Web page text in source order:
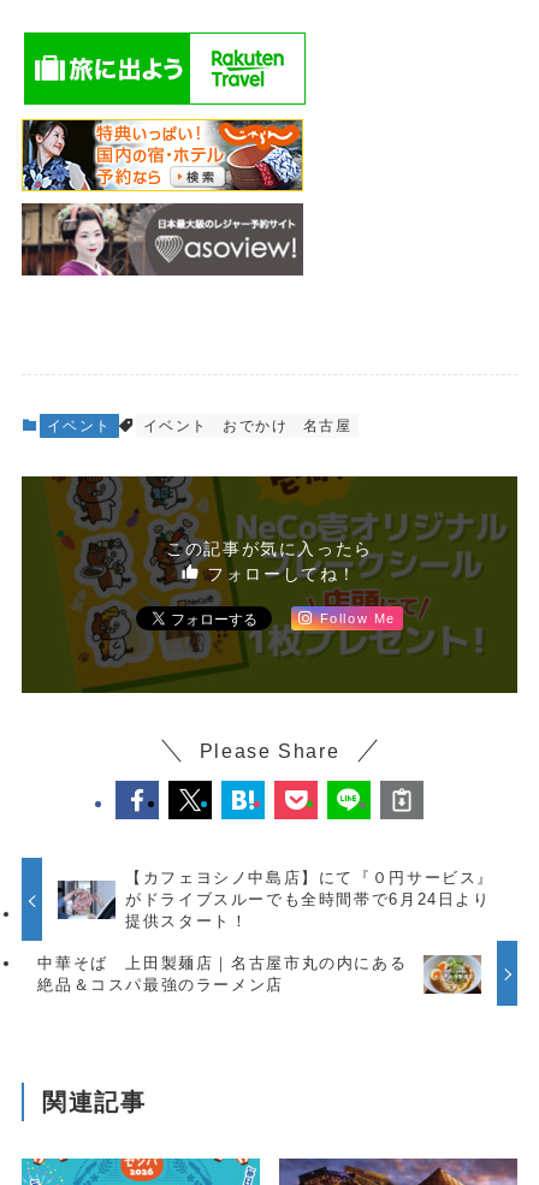
イベント イベント おでかけ 名古屋
この記事が気に入ったら
フォローしてね！
Follow Me
Please Share
【カフェヨシノ中島店】にて『０円サービス』
がドライブスルーでも全時間帯で6月24日より
提供スタート！
中華そば 上田製麺店｜名古屋市丸の内にある
絶品＆コスパ最強のラーメン店
関連記事